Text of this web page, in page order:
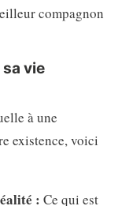
compagnon
vie
à une
existence, voici
: Ce qui est